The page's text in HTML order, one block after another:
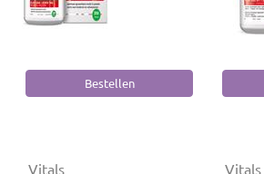
Vitals Vitals